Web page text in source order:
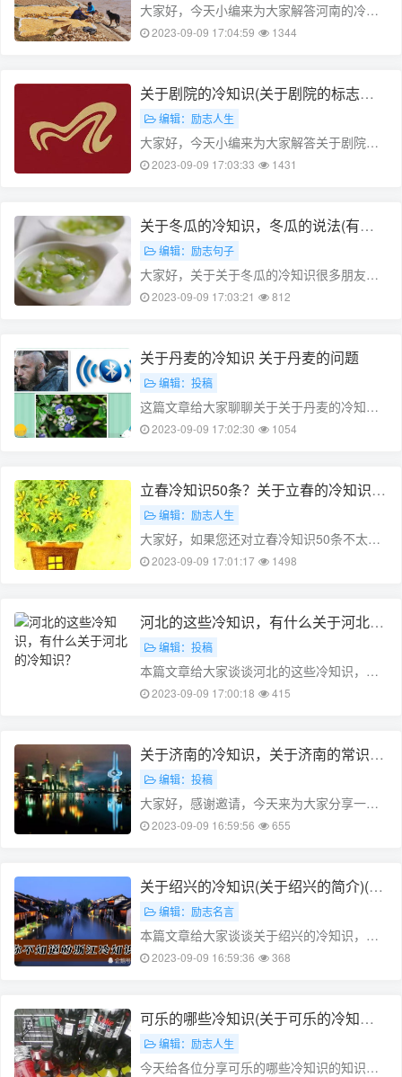
大家好，今天小编来为大家解答河南的冷知
识有多强这个问题，有什么关于河南的冷知
之谜河南文化为什么很强大中国各省冷
知……
2023-09-09 17:04:59 1344
关于剧院的冷知识(关于剧院的标志设
计元素)
编辑：励志人生
大家好，今天小编来为大家解答关于剧院的
冷知识这个问题，关于剧院的标志设计元素
开空调吗看话剧的常识为什么剧院不允许
带……
2023-09-09 17:03:33 1431
关于冬瓜的冷知识，冬瓜的说法(有关
冬瓜的典故)
编辑：励志句子
大家好，关于关于冬瓜的冷知识很多朋友都
还不太明白，不过没关系，因为今天小编就
果碰巧可以解决您的问题，还望关注下
本……
2023-09-09 17:03:21 812
关于丹麦的冷知识 关于丹麦的问题
编辑：投稿
这篇文章给大家聊聊关于关于丹麦的冷知
识，以及关于丹麦的问题对应的知识点，希
度丹麦的有什么特别的风俗丹麦气候1、
丹……
2023-09-09 17:02:30 1054
立春冷知识50条？关于立春的冷知识
(立春的相关知识)
编辑：励志人生
大家好，如果您还对立春冷知识50条不太了
解，没有关系，今天就由本站为大家分享立
大家的问题，下面我们就开始吧！本……
2023-09-09 17:01:17 1498
河北的这些冷知识，有什么关于河北的
冷知识？
编辑：投稿
本篇文章给大家谈谈河北的这些冷知识，以
及有什么关于河北的冷知识?对应的知识点，
位有所帮助，可以解决了您的问题，不
要……
2023-09-09 17:00:18 415
关于济南的冷知识，关于济南的常识
(说一下济南的)
编辑：投稿
大家好，感谢邀请，今天来为大家分享一下
关于济南的冷知识的问题，以及和关于济南
享，希望可以帮助到大家，解决大家的问
题……
2023-09-09 16:59:56 655
关于绍兴的冷知识(关于绍兴的简介)(绍
兴市的介绍)
编辑：励志名言
本篇文章给大家谈谈关于绍兴的冷知识，以
及关于绍兴的简介对应的知识点，文章可能
助，可以解决了您的问题，不要忘了收藏
本……
2023-09-09 16:59:36 368
可乐的哪些冷知识(关于可乐的冷知识)
(可乐的可怕)
编辑：励志人生
今天给各位分享可乐的哪些冷知识的知识，